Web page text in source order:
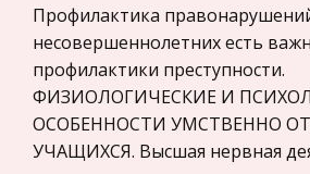
Микроэкономика,
предпринимательство
Нероссийское
Международные
кредитные отношения
хорошие товары, но и
потребителей об их
добиваться четкого
товаров в сознании
Хосе Ортега-и-Гассет.
Профилактика
несовершеннолетних есть
профилактики преступности.
ФИЗИОЛОГИЧЕСКИЕ И
ОСОБЕННОСТИ УМСТВЕННО
УЧАЩИХСЯ. Высшая нервная